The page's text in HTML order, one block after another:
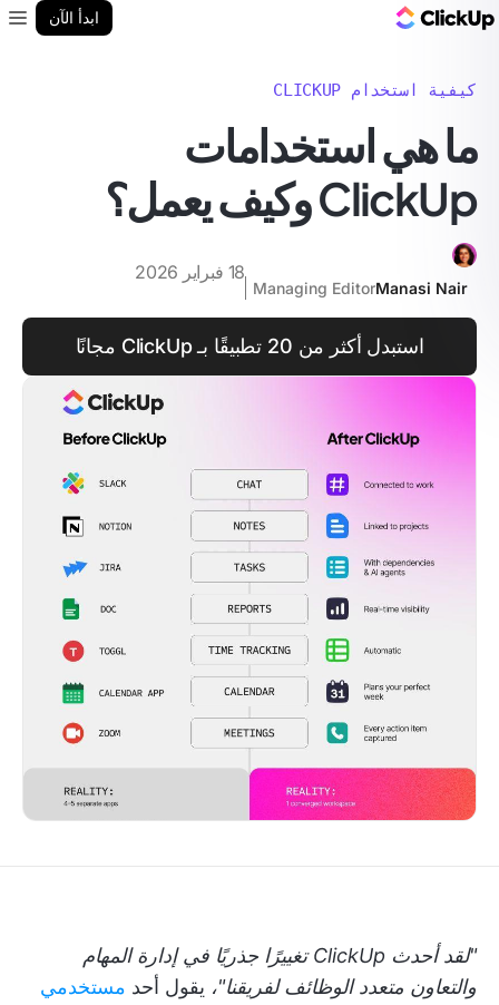
ابدأ الآن
كيفية استخدام CLICKUP
ما هي استخدامات
ClickUp وكيف يعمل؟
Manasi Nair
Managing Editor
18 فبراير 2026
استبدل أكثر من 20 تطبيقًا بـ ClickUp مجانًا
"لقد أحدث ClickUp تغييرًا جذريًا في إدارة المهام
والتعاون متعدد الوظائف لفريقنا"، يقول أحد مستخدمي